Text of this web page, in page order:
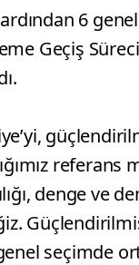
ardından 6
Geçiş
referans
denge ve
seçimde